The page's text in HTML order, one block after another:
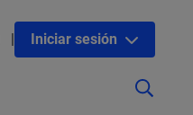
Iniciar sesión